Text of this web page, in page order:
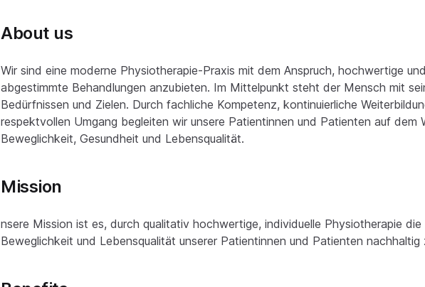
About us
Wir sind eine moderne Physiotherapie-Praxis mit dem Anspruch, hochwertige
abgestimmte Behandlungen anzubieten. Im Mittelpunkt steht der Mensch mit
Bedürfnissen und Zielen. Durch fachliche Kompetenz, kontinuierliche
respektvollen Umgang begleiten wir unsere Patientinnen und Patienten auf dem
Beweglichkeit, Gesundheit und Lebensqualität.
Mission
nsere Mission ist es, durch qualitativ hochwertige, individuelle Physiotherapie die
Beweglichkeit und Lebensqualität unserer Patientinnen und Patienten nachhaltig